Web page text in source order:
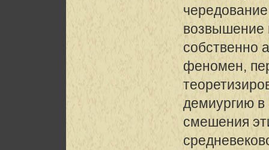
возвышение
собственно
феномен,
демиургию в
смешения